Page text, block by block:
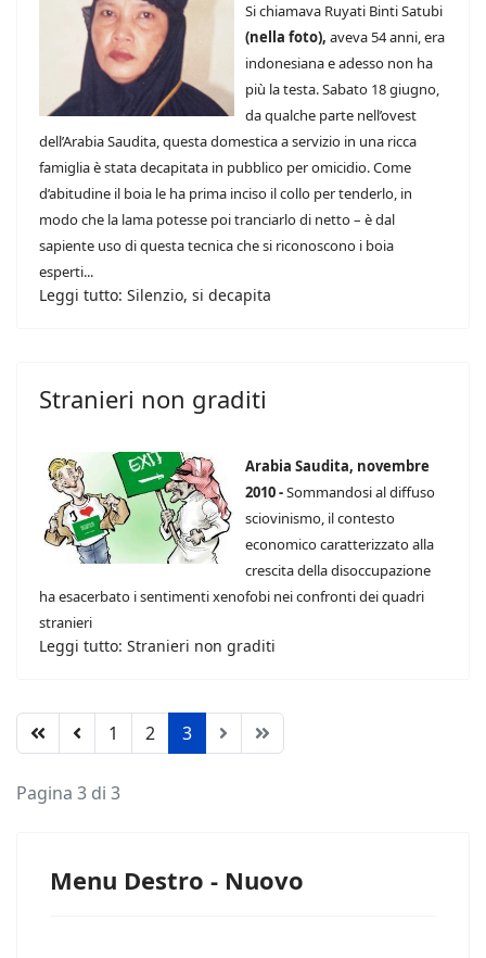
Si chiamava Ruyati Binti Satubi
(nella foto), aveva 54 anni, era
indonesiana e adesso non ha
più la testa. Sabato 18 giugno,
da qualche parte nell’ovest
dell’Arabia Saudita, questa domestica a servizio in una ricca
famiglia è stata decapitata in pubblico per omicidio. Come
d’abitudine il boia le ha prima inciso il collo per tenderlo, in
modo che la lama potesse poi tranciarlo di netto – è dal
sapiente uso di questa tecnica che si riconoscono i boia
esperti...
Leggi tutto: Silenzio, si decapita
Stranieri non graditi
Arabia Saudita, novembre
2010 -Sommandosi al diffuso
sciovinismo, il contesto
economico caratterizzato alla
crescita della disoccupazione
ha esacerbato i sentimenti xenofobi nei confronti dei quadri
stranieri
Leggi tutto: Stranieri non graditi
1 2 3
Pagina 3 di 3
Menu Destro - Nuovo